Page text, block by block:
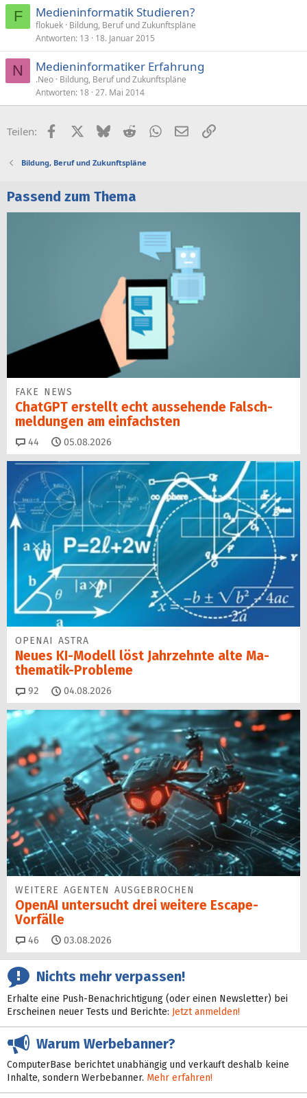
F Medieninformatik Studieren?
flokuek Bildung, Beruf und Zukunftspläne
Antworten 13 18. Januar 2015
N Medieninformatiker Erfahrung
.Neo Bildung, Beruf und Zukunftspläne
Antworten 18 27. Mai 2014
Teilen: FacebookX (Twitter)
BlueskyRedditWhatsApp
E-MailLink
Bildung, Beruf und Zukunftspläne
Passend zum Thema
FAKE NEWS
ChatGPT erstellt echt aussehende Falsch­
mel­dungen am einfachsten
44 Kommentare
05.08.2026
OPENAI ASTRA
Neues KI-Modell löst Jahr­zehn­te alte Ma­
thematik-Pro­ble­me
92 Kommentare
04.08.2026
WEITERE AGENTEN AUSGEBROCHEN
OpenAI untersucht drei weitere Escape-
Vorfälle
46 Kommentare
03.08.2026
Nichts mehr verpassen!
Erhalte eine Push-Benachrichtigung (oder einen Newsletter) bei
Erscheinen neuer Tests und Berichte: Jetzt anmelden!
Warum Werbebanner?
ComputerBase berichtet unabhängig und verkauft deshalb keine
Inhalte, sondern Werbebanner. Mehr erfahren!